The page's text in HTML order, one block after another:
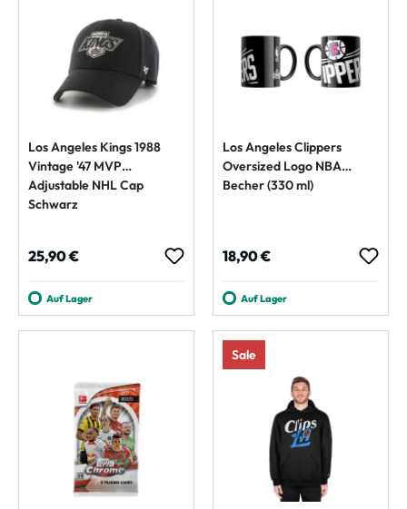
Los Angeles Kings 1988
Vintage '47 MVP
Adjustable NHL Cap
Schwarz
Regulärer Preis:
25,90 €
Auf Lager
Los Angeles Clippers
Oversized Logo NBA
Becher (330 ml)
Regulärer Preis:
18,90 €
Auf Lager
Sale